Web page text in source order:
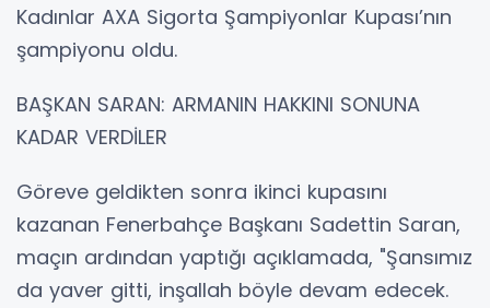
Kadınlar AXA Sigorta Şampiyonlar Kupası’nın
şampiyonu oldu.
BAŞKAN SARAN: ARMANIN HAKKINI SONUNA
KADAR VERDİLER
Göreve geldikten sonra ikinci kupasını
kazanan Fenerbahçe Başkanı Sadettin Saran,
maçın ardından yaptığı açıklamada, "Şansımız
da yaver gitti, inşallah böyle devam edecek.